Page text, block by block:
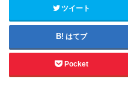
ツイート
はてブ
Pocket